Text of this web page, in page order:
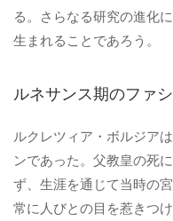
る。さらなる研究の進化
生まれることであろう。
ルネサンス期のファ
ルクレツィア・ボルジア
ンであった。父教皇の死
ず、生涯を通じて当時の
常に人びとの目を惹きつ